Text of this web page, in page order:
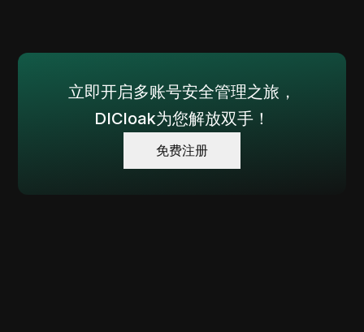
立即开启多账号安全管理之旅，
DICloak为您解放双手！
免费注册